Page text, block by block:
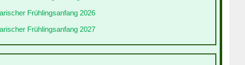
Frühlingsanfang 2026
Frühlingsanfang 2027